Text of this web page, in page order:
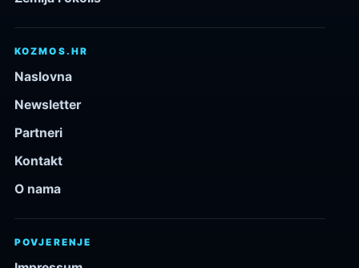
KOZMOS.HR
Naslovna
Newsletter
Partneri
Kontakt
O nama
POVJERENJE